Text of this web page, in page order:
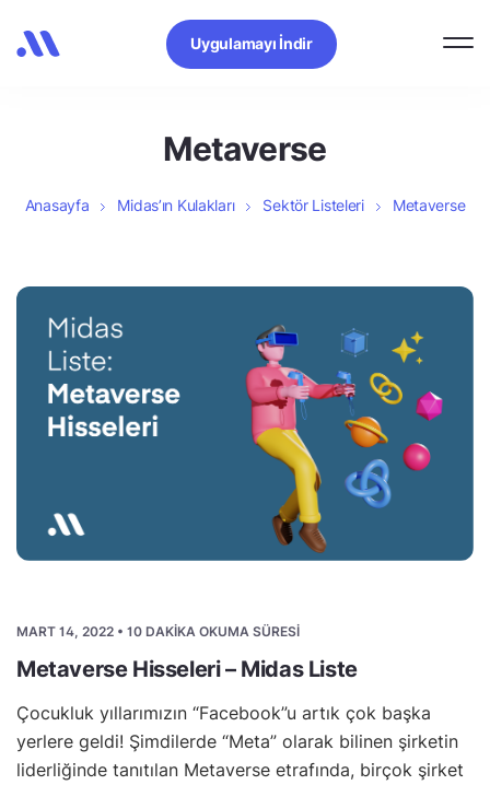
Uygulamayı İndir
Metaverse
Anasayfa Midas’ın Kulakları Sektör Listeleri Metaverse
MART 14, 2022 • 10 DAKIKA OKUMA SÜRESI
Metaverse Hisseleri – Midas Liste
Çocukluk yıllarımızın “Facebook”u artık çok başka
yerlere geldi! Şimdilerde “Meta” olarak bilinen şirketin
liderliğinde tanıtılan Metaverse etrafında, birçok şirket